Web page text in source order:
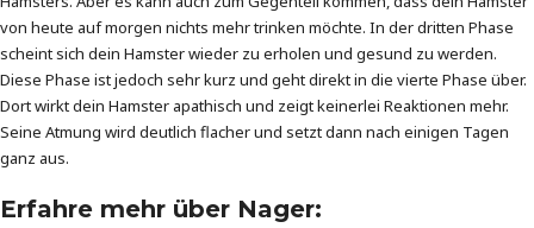
von heute auf morgen nichts mehr trinken möchte. In der dritten Phase
scheint sich dein Hamster wieder zu erholen und gesund zu werden.
Diese Phase ist jedoch sehr kurz und geht direkt in die vierte Phase über.
Dort wirkt dein Hamster apathisch und zeigt keinerlei Reaktionen mehr.
Seine Atmung wird deutlich flacher und setzt dann nach einigen Tagen
ganz aus.
Erfahre mehr über Nager: